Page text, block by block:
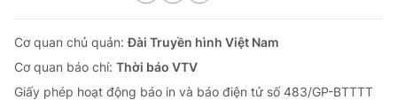
Cơ quan chủ quản:Đài Truyền hình Việt Nam
Cơ quan báo chí: Thời báo VTV
Giấy phép hoạt động báo in và báo điện tử số 483/GP-BTTTT